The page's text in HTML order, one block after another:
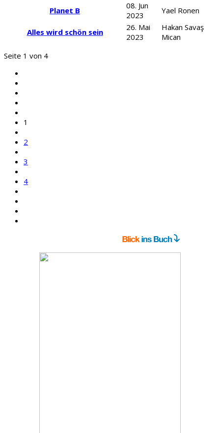
Planet B
08. Jun
2023
Yael Ronen
Alles wird schön sein
26. Mai
2023
Hakan Savaş
Mican
Seite 1 von 4
1
2
3
4